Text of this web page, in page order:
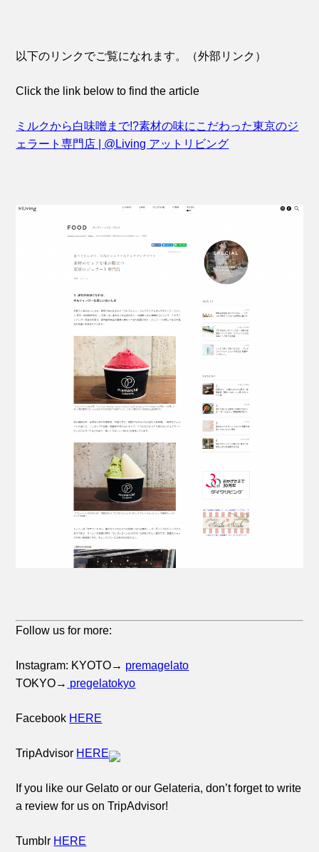
以下のリンクでご覧になれます。（外部リンク）
Click the link below to find the article
ミルクから白味噌まで!?素材の味にこだわった東京のジ
ェラート専門店 | @Living アットリビング
Follow us for more:
Instagram: KYOTO→ premagelato
TOKYO→ pregelatokyo
Facebook HERE
TripAdvisor HERE
If you like our Gelato or our Gelateria, don’t forget to write
a review for us on TripAdvisor!
Tumblr HERE